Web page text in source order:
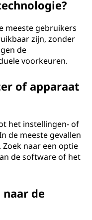
meeste gebruikers
zijn, zonder
de
voorkeuren.
of apparaat
het instellingen- of
de meeste gevallen
naar een optie
de software of het
de